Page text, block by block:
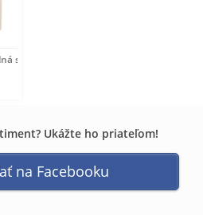
s potlačou New Baby
Ukážte ho priateľom!
na Facebooku